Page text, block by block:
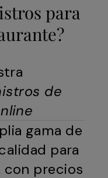
para
de
gama de
para
con precios